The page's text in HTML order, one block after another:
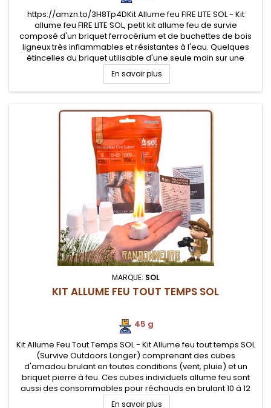
https://amzn.to/3H8Tp4DKit Allume feu FIRE LITE SOL - Kit
allume feu FIRE LITE SOL, petit kit allume feu de survie
composé d'un briquet ferrocérium et de buchettes de bois
ligneux très inflammables et résistantes à l'eau. Quelques
étincelles du briquet utilisable d'une seule main sur une
buchette amadou pour allumer un feu
En savoir plus
MARQUE: SOL
KIT ALLUME FEU TOUT TEMPS SOL
45 g
Kit Allume Feu Tout Temps SOL - Kit Allume feu tout temps SOL
(Survive Outdoors Longer) comprenant des cubes
d'amadou brulant en toutes conditions (vent, pluie) et un
briquet pierre à feu. Ces cubes individuels allume feu sont
aussi des consommables pour réchauds en brulant 10 à 12
minutes chacun
En savoir plus